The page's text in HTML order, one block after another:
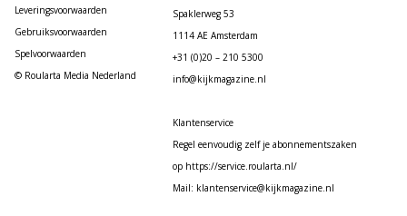
Leveringsvoorwaarden
Gebruiksvoorwaarden
Spelvoorwaarden
© Roularta Media Nederland
Spaklerweg 53
1114 AE Amsterdam
+31 (0)20 – 210 5300
info@kijkmagazine.nl
Klantenservice
Regel eenvoudig zelf je abonnementszaken
op https://service.roularta.nl/
Mail: klantenservice@kijkmagazine.nl